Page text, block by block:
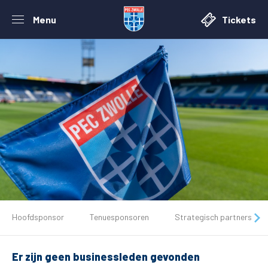
Menu Tickets
Tickets
Matchdays
Hoofdsponsor Tenuesponsoren Strategisch partners
Er zijn geen businessleden gevonden